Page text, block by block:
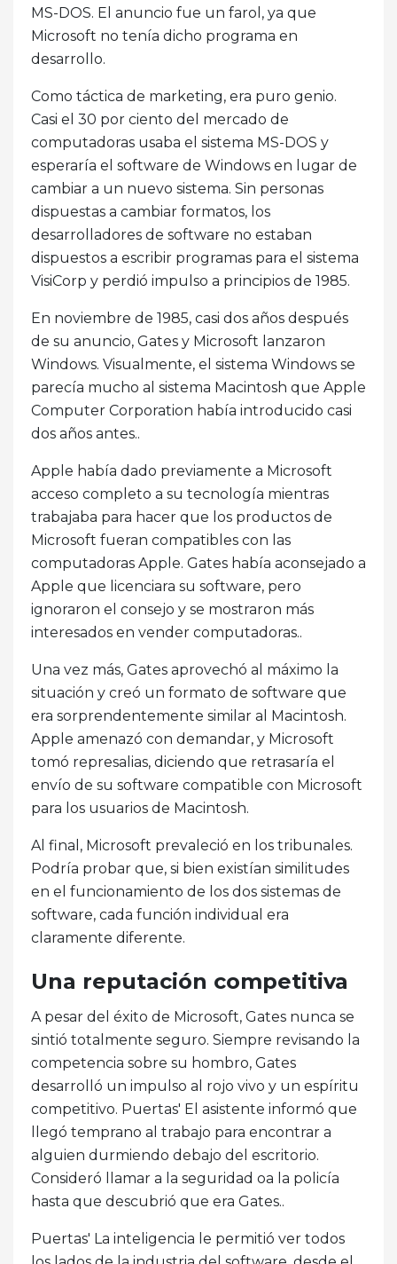
MS-DOS. El anuncio fue un farol, ya que
Microsoft no tenía dicho programa en
desarrollo.
Como táctica de marketing, era puro genio.
Casi el 30 por ciento del mercado de
computadoras usaba el sistema MS-DOS y
esperaría el software de Windows en lugar de
cambiar a un nuevo sistema. Sin personas
dispuestas a cambiar formatos, los
desarrolladores de software no estaban
dispuestos a escribir programas para el sistema
VisiCorp y perdió impulso a principios de 1985.
En noviembre de 1985, casi dos años después
de su anuncio, Gates y Microsoft lanzaron
Windows. Visualmente, el sistema Windows se
parecía mucho al sistema Macintosh que Apple
Computer Corporation había introducido casi
dos años antes..
Apple había dado previamente a Microsoft
acceso completo a su tecnología mientras
trabajaba para hacer que los productos de
Microsoft fueran compatibles con las
computadoras Apple. Gates había aconsejado a
Apple que licenciara su software, pero
ignoraron el consejo y se mostraron más
interesados ​​en vender computadoras..
Una vez más, Gates aprovechó al máximo la
situación y creó un formato de software que
era sorprendentemente similar al Macintosh.
Apple amenazó con demandar, y Microsoft
tomó represalias, diciendo que retrasaría el
envío de su software compatible con Microsoft
para los usuarios de Macintosh.
Al final, Microsoft prevaleció en los tribunales.
Podría probar que, si bien existían similitudes
en el funcionamiento de los dos sistemas de
software, cada función individual era
claramente diferente.
Una reputación competitiva
A pesar del éxito de Microsoft, Gates nunca se
sintió totalmente seguro. Siempre revisando la
competencia sobre su hombro, Gates
desarrolló un impulso al rojo vivo y un espíritu
competitivo. Puertas' El asistente informó que
llegó temprano al trabajo para encontrar a
alguien durmiendo debajo del escritorio.
Consideró llamar a la seguridad oa la policía
hasta que descubrió que era Gates..
Puertas' La inteligencia le permitió ver todos